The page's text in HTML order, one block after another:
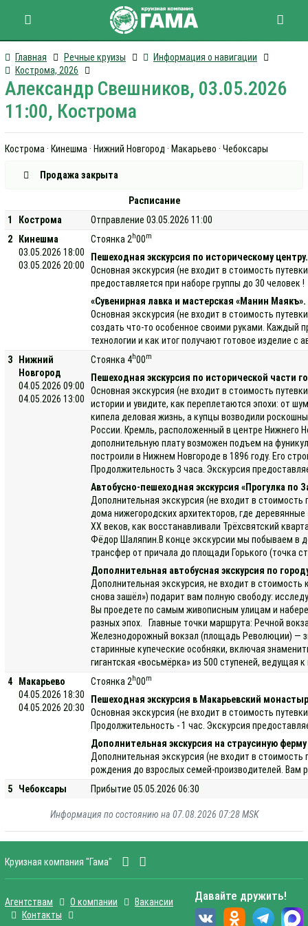
Главная Речные круизы
Информация о навигации
Кострома, 2026
Александр Свешников, 03.05.2026
11:00, Кострома
Кострома · Кинешма · Нижний Новгород · Макарьево · Чебоксары
Продажа закрыта
Расписание
1
Кострома
Отправление 03.05.2026 11:00
2
Кинешма
03.05.2026 18:00
03.05.2026 20:00
Стоянка 2 h00m
Пешеходная экскурсия по историческому
Основная экскурсия (не входит в стоимость
предоставляется при наборе группы до 30 человек
«Сувенирная лавка и мастерская «Манин
Основная экскурсия (не входит в стоимость
создать что-то особенное своими руками. Каждый
технологии и как итог получают готовое изделие
3
Нижний
Новгород
04.05.2026 09:00
04.05.2026 13:00
Стоянка 4h00m
Пешеходная экскурсия по исторической части
Основная экскурсия (не входит в стоимость
истории и увидите, как переплетаются эпохи: от
кипела деловая жизнь, а купцы возводили
России. Кремль, расположенный в центре Нижнего
дополнительную плату возможен подъем на
построили в Нижнем Новгороде в 1896 году. Его
Продолжительность 3 часа. Экскурсия
Автобусно-пешеходная экскурсия «Прогулка
Дополнительная экскурсия (не входит в
дома нижегородских архитекторов, где
XX веков, как восстанавливали Трёхсвятский
Фёдор Шаляпин.В конце экскурсии мы побываем в
трансфер от причала до площади Горького (точка
Дополнительная автобусная экскурсия по
Дополнительная экскурсия, не входит в
снова зашёл») подарит вам полную свободу:
Вы проедете по самым живописным улицам и
разных эпох. Главные точки маршрута: Речной
Железнодорожный вокзал (площадь Революции) —
старинные купеческие особняки, включая
гигантская «восьмёрка» из 500 ступеней,
4
Макарьево
04.05.2026 18:30
04.05.2026 20:30
Стоянка 2 h00m
Пешеходная экскурсия в Макарьевский
Основная экскурсия (не входит в стоимость
Продолжительность - 1 час. Экскурсия
Дополнительная экскурсия на страусиную ферму
Дополнительная экскурсия (не входит в
рождения до взрослых семей-производителей. Вам
5
Чебоксары Прибытие 05.05.2026 06:30
Информация по состоянию на 07.08.2026 07:28 MSK
Круизная компания "Гама"
Агентствам О компании
Вакансии
Контакты
Давайте дружить!